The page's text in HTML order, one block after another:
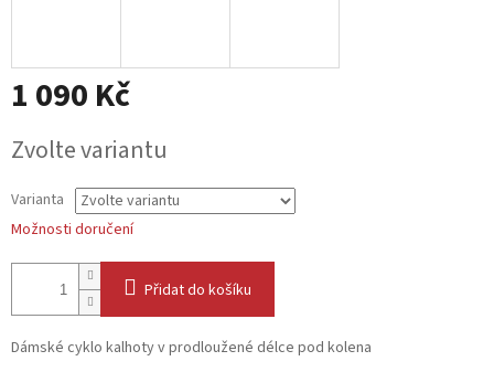
1 090 Kč
cena:
Zvolte variantu
Varianta
Možnosti doručení
Přidat do košíku
Dámské cyklo kalhoty v prodloužené délce pod kolena